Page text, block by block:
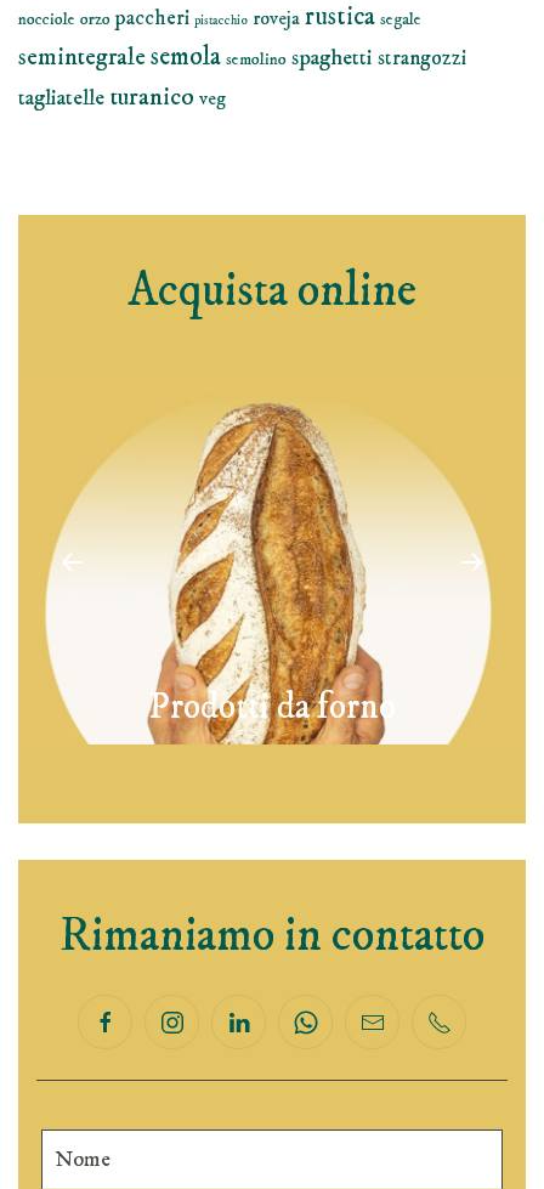
nocciole orzo paccheri pistacchio roveja rustica segale
semintegralesemola semolino spaghetti strangozzi
tagliatelle turanico veg
Acquista online
Prodotti da forno
Rimaniamo in contatto